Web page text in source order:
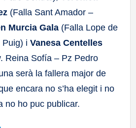
(Falla Sant Amador –
Murcia Gala (Falla Lope de
Puig) iVanesa Centelles
Reina Sofía – Pz Pedro
serà la fallera major de
encara no s’ha elegit i no
no ho puc publicar.